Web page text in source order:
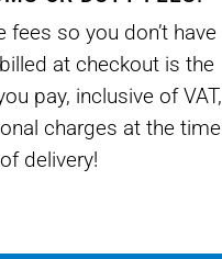
fees so you don’t have
at checkout is the
pay, inclusive of VAT,
charges at the time
of delivery!